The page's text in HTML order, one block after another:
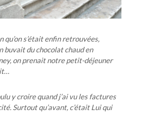
qu’on s’était enfin retrouvées,
buvait du chocolat chaud en
on prenait notre petit-déjeuner
y croire quand j’ai vu les factures
Surtout qu’avant, c’était Lui qui